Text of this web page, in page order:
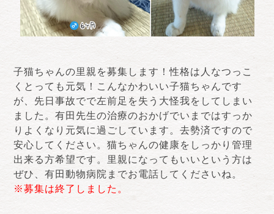
子猫ちゃんの里親を募集します！性格は人なつっこ
くとっても元気！こんなかわいい子猫ちゃんです
が、先日事故でで左前足を失う大怪我をしてしまい
ました。有田先生の治療のおかげでいまではすっか
りよくなり元気に過ごしています。去勢済ですので
安心してください。猫ちゃんの健康をしっかり管理
出来る方希望です。里親になってもいいという方は
ぜひ、有田動物病院までお電話してくださいね。
※募集は終了しました。